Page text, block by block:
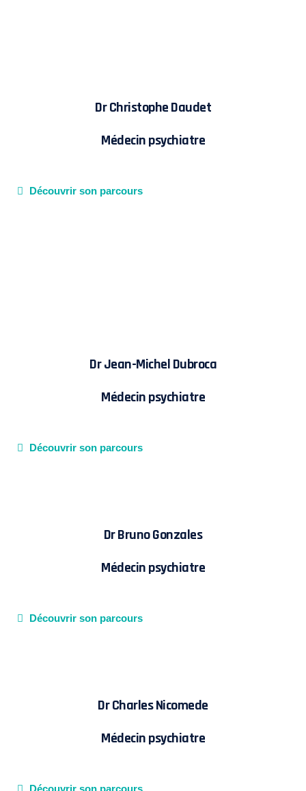
Dr Christophe Daudet
Médecin psychiatre
Découvrir son parcours
Dr Jean-Michel Dubroca
Médecin psychiatre
Découvrir son parcours
Dr Bruno Gonzales
Médecin psychiatre
Découvrir son parcours
Dr Charles Nicomede
Médecin psychiatre